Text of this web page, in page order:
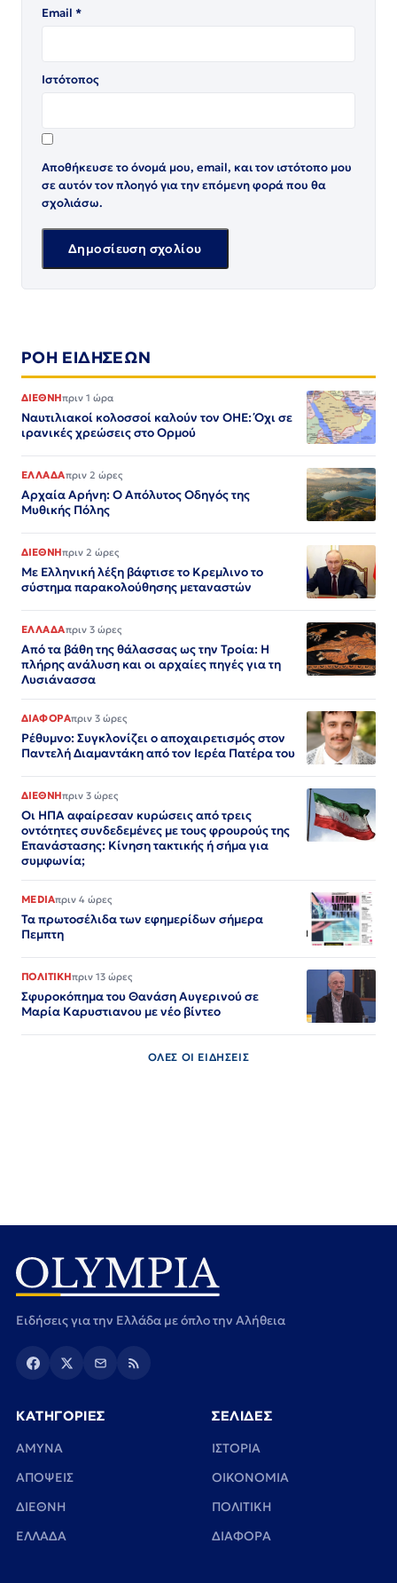
Email *
Ιστότοπος
Αποθήκευσε το όνομά μου, email, και τον ιστότοπο μου
σε αυτόν τον πλοηγό για την επόμενη φορά που θα
σχολιάσω.
ΡΟΗ ΕΙΔΗΣΕΩΝ
ΔΙΕΘΝΗπριν 1 ώρα
Ναυτιλιακοί κολοσσοί καλούν τον ΟΗΕ: Όχι σε
ιρανικές χρεώσεις στο Ορμού
ΕΛΛΑΔΑπριν 2 ώρες
Αρχαία Αρήνη: Ο Απόλυτος Οδηγός της
Μυθικής Πόλης
ΔΙΕΘΝΗπριν 2 ώρες
Με Ελληνική λέξη βάφτισε το Κρεμλινο το
σύστημα παρακολούθησης μεταναστών
ΕΛΛΑΔΑπριν 3 ώρες
Από τα βάθη της θάλασσας ως την Τροία: Η
πλήρης ανάλυση και οι αρχαίες πηγές για τη
Λυσιάνασσα
ΔΙΑΦΟΡΑπριν 3 ώρες
Ρέθυμνο: Συγκλονίζει ο αποχαιρετισμός στον
Παντελή Διαμαντάκη από τον Ιερέα Πατέρα του
ΔΙΕΘΝΗπριν 3 ώρες
Οι ΗΠΑ αφαίρεσαν κυρώσεις από τρεις
οντότητες συνδεδεμένες με τους φρουρούς της
Επανάστασης: Κίνηση τακτικής ή σήμα για
συμφωνία;
MEDIAπριν 4 ώρες
Τα πρωτοσέλιδα των εφημερίδων σήμερα
Πεμπτη
ΠΟΛΙΤΙΚΗπριν 13 ώρες
Σφυροκόπημα του Θανάση Αυγερινού σε
Μαρία Καρυστιανου με νέο βίντεο
ΟΛΕΣ ΟΙ ΕΙΔΗΣΕΙΣ
Ειδήσεις για την Ελλάδα με όπλο την Αλήθεια
ΚΑΤΗΓΟΡΙΕΣ
ΑΜΥΝΑ
ΑΠΟΨΕΙΣ
ΔΙΕΘΝΗ
ΕΛΛΑΔΑ
ΣΕΛΙΔΕΣ
ΙΣΤΟΡΙΑ
ΟΙΚΟΝΟΜΙΑ
ΠΟΛΙΤΙΚΗ
ΔΙΑΦΟΡΑ